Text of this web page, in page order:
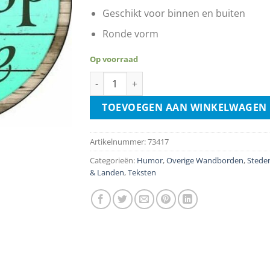
Geschikt voor binnen en buiten
Ronde vorm
Op voorraad
Flip Flop Zone aantal
TOEVOEGEN AAN WINKELWAGEN
Artikelnummer:73417
Categorieën: Humor,Overige Wandborden,
& Landen,Teksten